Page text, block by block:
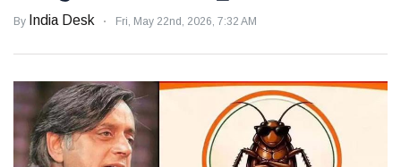
By India Desk Fri, May 22nd, 2026, 7:32 AM